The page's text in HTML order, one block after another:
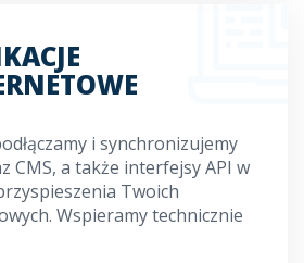
i synchronizujemy
CMS, a także interfejsy API w
Twoich
Wspieramy technicznie